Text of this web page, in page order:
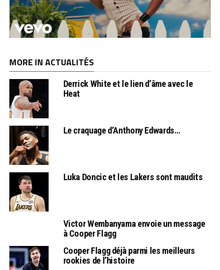
MORE IN ACTUALITÉS
Derrick White et le lien d’âme avec le
Heat
Le craquage d’Anthony Edwards…
Luka Doncic et les Lakers sont maudits
Victor Wembanyama envoie un message
à Cooper Flagg
Cooper Flagg déjà parmi les meilleurs
rookies de l’histoire